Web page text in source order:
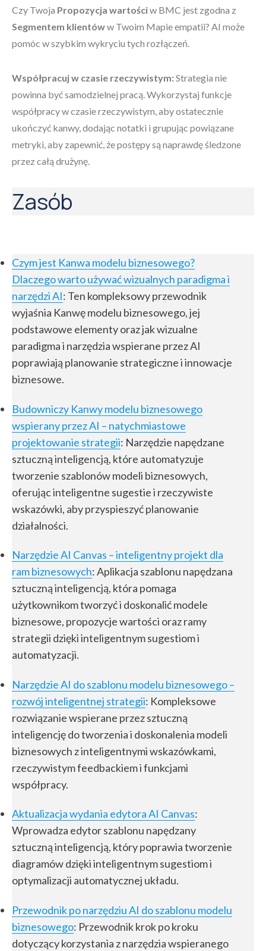
Czy Twoja Propozycja wartościw BMC jest zgodna z
Segmentem klientóww Twoim Mapie empatii? AI może
pomóc w szybkim wykryciu tych rozłączeń.
Współpracuj w czasie rzeczywistym:Strategia nie
powinna być samodzielnej pracą. Wykorzystaj funkcje
współpracy w czasie rzeczywistym, aby ostatecznie
ukończyć kanwy, dodając notatki i grupując powiązane
metryki, aby zapewnić, że postępy są naprawdę śledzone
przez całą drużynę.
Zasób
Czym jest Kanwa modelu biznesowego?
Dlaczego warto używać wizualnych paradigma i
narzędzi AI: Ten kompleksowy przewodnik
wyjaśnia Kanwę modelu biznesowego, jej
podstawowe elementy oraz jak wizualne
paradigma i narzędzia wspierane przez AI
poprawiają planowanie strategiczne i innowacje
biznesowe.
Budowniczy Kanwy modelu biznesowego
wspierany przez AI – natychmiastowe
projektowanie strategii: Narzędzie napędzane
sztuczną inteligencją, które automatyzuje
tworzenie szablonów modeli biznesowych,
oferując inteligentne sugestie i rzeczywiste
wskazówki, aby przyspieszyć planowanie
działalności.
Narzędzie AI Canvas – inteligentny projekt dla
ram biznesowych: Aplikacja szablonu napędzana
sztuczną inteligencją, która pomaga
użytkownikom tworzyć i doskonalić modele
biznesowe, propozycje wartości oraz ramy
strategii dzięki inteligentnym sugestiom i
automatyzacji.
Narzędzie AI do szablonu modelu biznesowego –
rozwój inteligentnej strategii: Kompleksowe
rozwiązanie wspierane przez sztuczną
inteligencję do tworzenia i doskonalenia modeli
biznesowych z inteligentnymi wskazówkami,
rzeczywistym feedbackiem i funkcjami
współpracy.
Aktualizacja wydania edytora AI Canvas:
Wprowadza edytor szablonu napędzany
sztuczną inteligencją, który poprawia tworzenie
diagramów dzięki inteligentnym sugestiom i
optymalizacji automatycznej układu.
Przewodnik po narzędziu AI do szablonu modelu
biznesowego: Przewodnik krok po kroku
dotyczący korzystania z narzędzia wspieranego